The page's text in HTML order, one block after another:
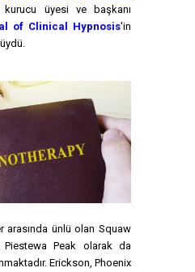
kurucu üyesi ve başkanı
of Clinical Hypnosis'in
arasında ünlü olan Squaw
Piestewa Peak olarak da
Erickson, Phoenix